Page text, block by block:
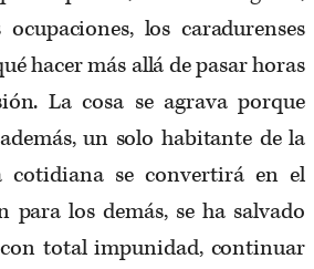
los caradurenses
hacer más allá de pasar horas
La cosa se agrava porque
un solo habitante de la
cotidiana se convertirá en el
para los demás, se ha salvado
total impunidad, continuar